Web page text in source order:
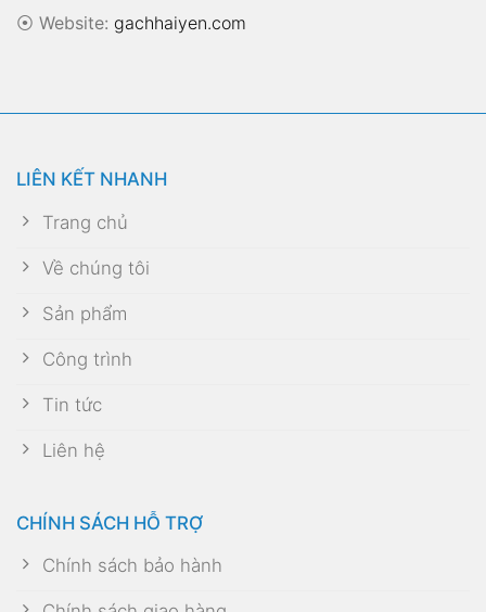
⦿ Website: gachhaiyen.com
LIÊN KẾT NHANH
Trang chủ
Về chúng tôi
Sản phẩm
Công trình
Tin tức
Liên hệ
CHÍNH SÁCH HỖ TRỢ
Chính sách bảo hành